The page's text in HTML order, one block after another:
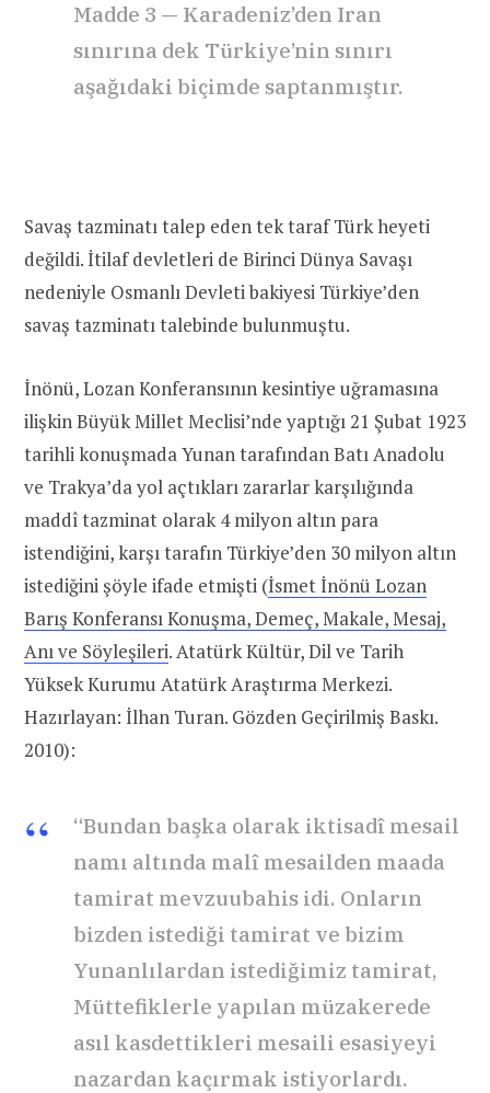
Madde 3 — Karadeniz’den Iran
sınırına dek Türkiye’nin sınırı
aşağıdaki biçimde saptanmıştır.
Savaş tazminatı talep eden tek taraf Türk heyeti
değildi. İtilaf devletleri de Birinci Dünya Savaşı
nedeniyle Osmanlı Devleti bakiyesi Türkiye’den
savaş tazminatı talebinde bulunmuştu.
İnönü, Lozan Konferansının kesintiye uğramasına
ilişkin Büyük Millet Meclisi’nde yaptığı 21 Şubat 1923
tarihli konuşmada Yunan tarafından Batı Anadolu
ve Trakya’da yol açtıkları zararlar karşılığında
maddî tazminat olarak 4 milyon altın para
istendiğini, karşı tarafın Türkiye’den 30 milyon altın
istediğini şöyle ifade etmişti (İsmet İnönü Lozan
Barış Konferansı Konuşma, Demeç, Makale, Mesaj,
Anı ve Söyleşileri. Atatürk Kültür, Dil ve Tarih
Yüksek Kurumu Atatürk Araştırma Merkezi.
Hazırlayan: İlhan Turan. Gözden Geçirilmiş Baskı.
2010):
“Bundan başka olarak iktisadî mesail
namı altında malî mesailden maada
tamirat mevzuubahis idi. Onların
bizden istediği tamirat ve bizim
Yunanlılardan istediğimiz tamirat,
Müttefiklerle yapılan müzakerede
asıl kasdettikleri mesaili esasiyeyi
nazardan kaçırmak istiyorlardı.